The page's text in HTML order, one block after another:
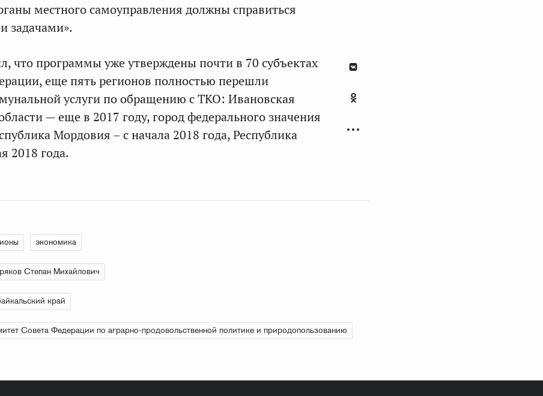
местного самоуправления должны справиться
задачами».
что программы уже утверждены почти в 70 субъектах
еще пять регионов полностью перешли
услуги по обращению с ТКО: Ивановская
— еще в 2017 году, город федерального значения
Мордовия – с начала 2018 года, Республика
2018 года.
экономика
Степан Михайлович
край
Совета Федерации по аграрно-продовольственной политике и природопользованию